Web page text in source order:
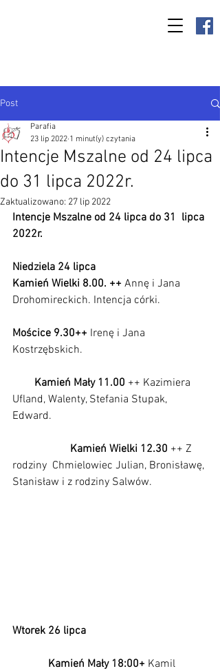
Post
Intencje Mszalne od 24 lipca
do 31 lipca 2022r.
Parafia
23 lip 2022 1 minut(y) czytania
Zaktualizowano: 27 lip 2022
Intencje Mszalne od 24 lipca do 31  lipca
2022r.
Niedziela 24 lipca
Kamień Wielki 8.00. ++ Annę i Jana
Drohomireckich. Intencja córki.
Mościce 9.30++ Irenę i Jana
Kostrzębskich.
        Kamień Mały 11.00
++ Kazimiera
Ufland, Walenty, Stefania Stupak,
Edward.
Kamień Wielki 12.30 ++ Z
rodziny Chmielowiec Julian, Bronisławę,
Stanisław i z rodziny Salwów.
Wtorek 26 lipca
             Kamień Mały 18:00+
Kamil